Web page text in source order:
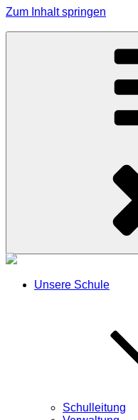
Zum Inhalt springen
Grundschule Effeltrich
Unsere Schule
Schulleitung